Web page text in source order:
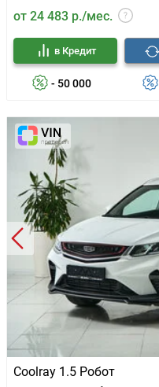
от 24 483 р./мес.
- 50 000
в Кредит
Coolray 1.5 Робот